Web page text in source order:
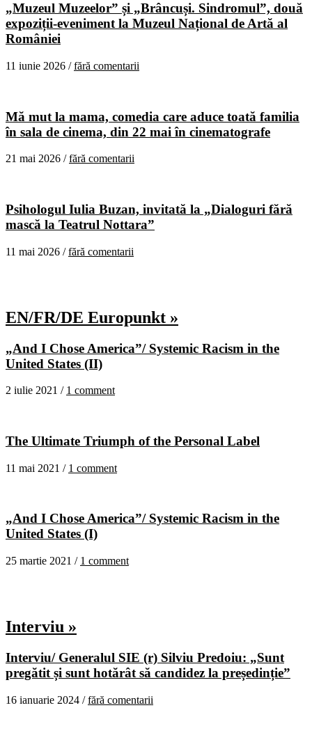
„Muzeul Muzeelor” și „Brâncuși. Sindromul”, două
expoziții-eveniment la Muzeul Național de Artă al
României
11 iunie 2026 /fără comentarii
Mă mut la mama, comedia care aduce toată familia
în sala de cinema, din 22 mai în cinematografe
21 mai 2026 /fără comentarii
Psihologul Iulia Buzan, invitată la „Dialoguri fără
mască la Teatrul Nottara”
11 mai 2026 /fără comentarii
EN/FR/DE Europunkt »
„And I Chose America”/ Systemic Racism in the
United States (II)
2 iulie 2021 / 1 comment
The Ultimate Triumph of the Personal Label
11 mai 2021 / 1 comment
„And I Chose America”/ Systemic Racism in the
United States (I)
25 martie 2021 / 1 comment
Interviu »
Interviu/ Generalul SIE (r) Silviu Predoiu: „Sunt
pregătit și sunt hotărât să candidez la președinție”
16 ianuarie 2024 /fără comentarii